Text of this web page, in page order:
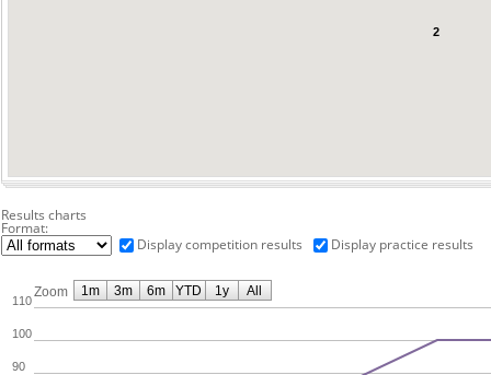
2
Results charts
Format:
Display competition results
Display practice results
Zoom
90
100
110
1m 3m 6m YTD 1y All